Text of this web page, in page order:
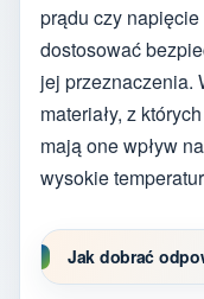
prądu czy
dostosować
jej przeznaczenia.
materiały, z
mają one wpływ
wysokie
Jak dobrać